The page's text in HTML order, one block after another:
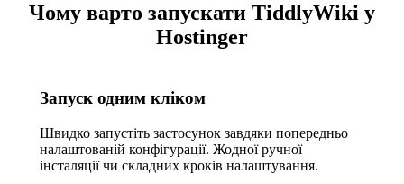
Чому варто запускати TiddlyWiki у
Hostinger
Запуск одним кліком
Швидко запустіть застосунок завдяки попередньо
налаштованій конфігурації. Жодної ручної
інсталяції чи складних кроків налаштування.